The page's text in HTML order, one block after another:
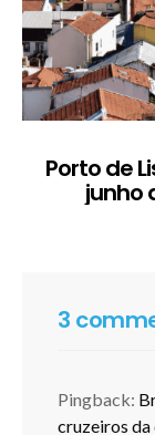
Porto de
junho
3
Pingback:
cruzeiros